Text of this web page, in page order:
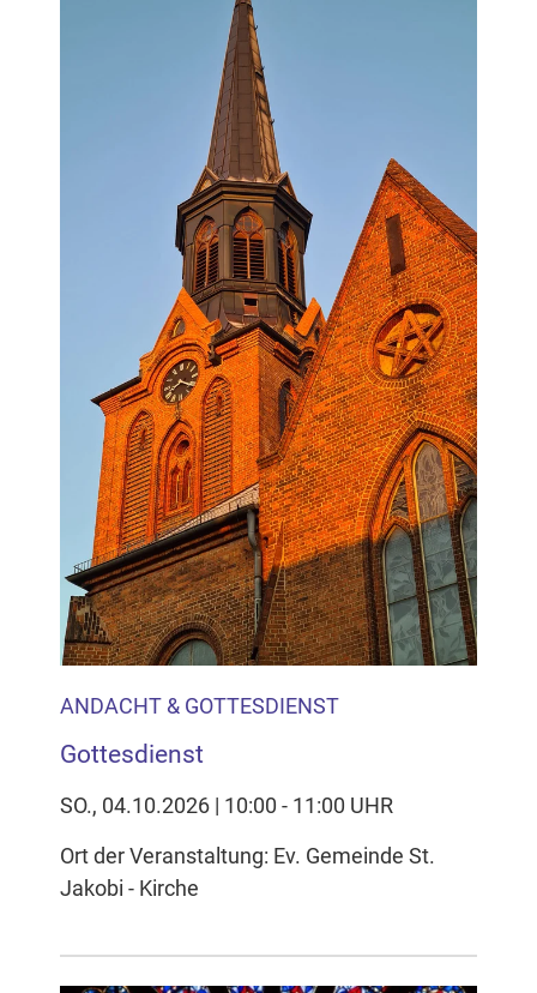
ANDACHT & GOTTESDIENST
Gottesdienst
SO., 04.10.2026 | 10:00 - 11:00 UHR
Ort der Veranstaltung: Ev. Gemeinde St.
Jakobi - Kirche